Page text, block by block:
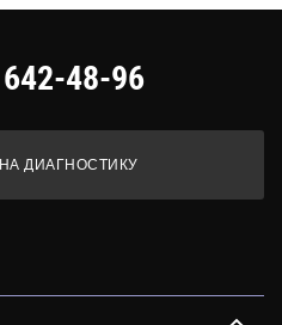
48-96
ДИАГНОСТИКУ